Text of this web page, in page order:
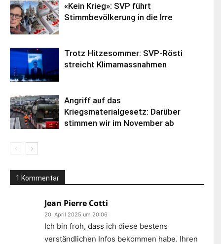
«Kein Krieg»: SVP führt
Stimmbevölkerung in die Irre
Trotz Hitzesommer: SVP-Rösti
streicht Klimamassnahmen
Angriff auf das
Kriegsmaterialgesetz: Darüber
stimmen wir im November ab
1 Kommentar
Jean Pierre Cotti
20. April 2025 um 20:06
Ich bin froh, dass ich diese bestens
verständlichen Infos bekommen habe. Ihren